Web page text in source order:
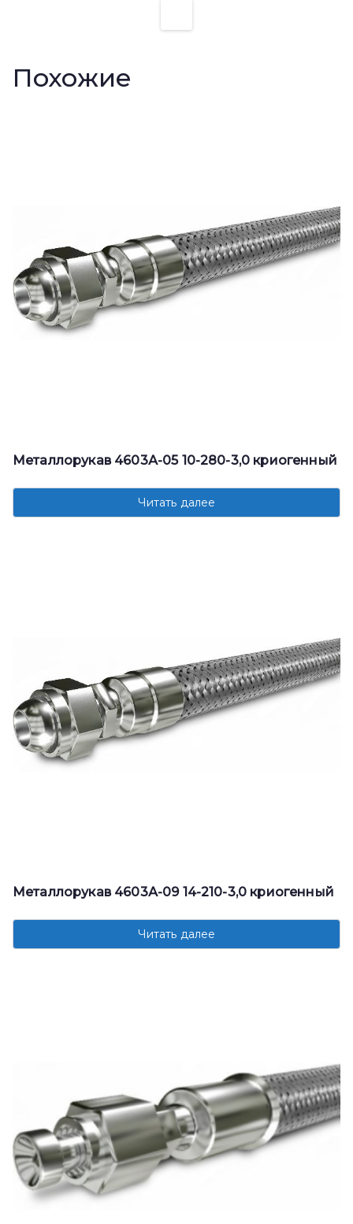
Похожие
Металлорукав 4603А-05 10-280-3,0 криогенный
Читать далее
Металлорукав 4603А-09 14-210-3,0 криогенный
Читать далее